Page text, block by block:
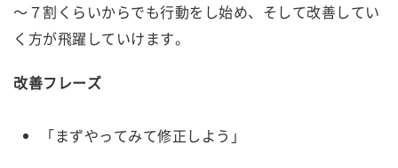
～７割くらいからでも行動をし始め、そして改善してい
く方が飛躍していけます。
改善フレーズ
「まずやってみて修正しよう」